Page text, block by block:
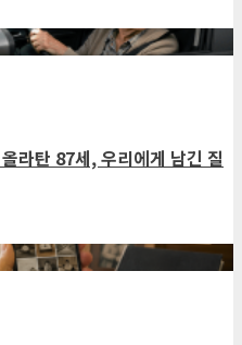
라탄 87세, 우리에게 남긴 질